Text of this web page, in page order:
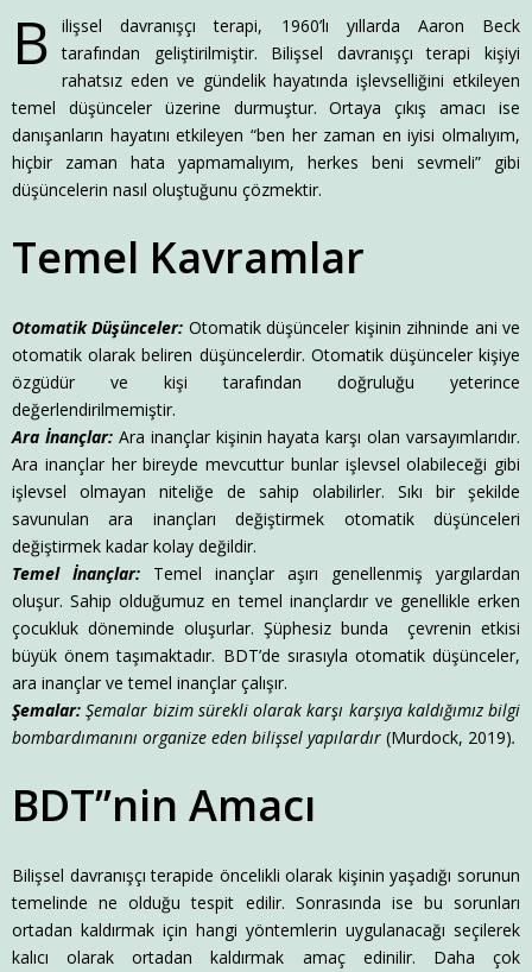
B
ilişsel davranışçı terapi, 1960’lı yıllarda Aaron Beck
tarafından geliştirilmiştir. Bilişsel davranışçı terapi kişiyi
rahatsız eden ve gündelik hayatında işlevselliğini etkileyen
temel düşünceler üzerine durmuştur. Ortaya çıkış amacı ise
danışanların hayatını etkileyen “ben her zaman en iyisi olmalıyım,
hiçbir zaman hata yapmamalıyım, herkes beni sevmeli” gibi
düşüncelerin nasıl oluştuğunu çözmektir.
Temel Kavramlar
Otomatik Düşünceler: Otomatik düşünceler kişinin zihninde ani ve
otomatik olarak beliren düşüncelerdir. Otomatik düşünceler kişiye
özgüdür ve kişi tarafından doğruluğu yeterince
değerlendirilmemiştir.
Ara İnançlar:Ara inançlar kişinin hayata karşı olan varsayımlarıdır.
Ara inançlar her bireyde mevcuttur bunlar işlevsel olabileceği gibi
işlevsel olmayan niteliğe de sahip olabilirler. Sıkı bir şekilde
savunulan ara inançları değiştirmek otomatik düşünceleri
değiştirmek kadar kolay değildir.
Temel İnançlar: Temel inançlar aşırı genellenmiş yargılardan
oluşur. Sahip olduğumuz en temel inançlardır ve genellikle erken
çocukluk döneminde oluşurlar. Şüphesiz bunda çevrenin etkisi
büyük önem taşımaktadır. BDT’de sırasıyla otomatik düşünceler,
ara inançlar ve temel inançlar çalışır.
Şemalar: Şemalar bizim sürekli olarak karşı karşıya kaldığımız bilgi
bombardımanını organize eden bilişsel yapılardır (Murdock, 2019).
BDT’’nin Amacı
Bilişsel davranışçı terapide öncelikli olarak kişinin yaşadığı sorunun
temelinde ne olduğu tespit edilir. Sonrasında ise bu sorunları
ortadan kaldırmak için hangi yöntemlerin uygulanacağı seçilerek
kalıcı olarak ortadan kaldırmak amaç edinilir. Daha çok